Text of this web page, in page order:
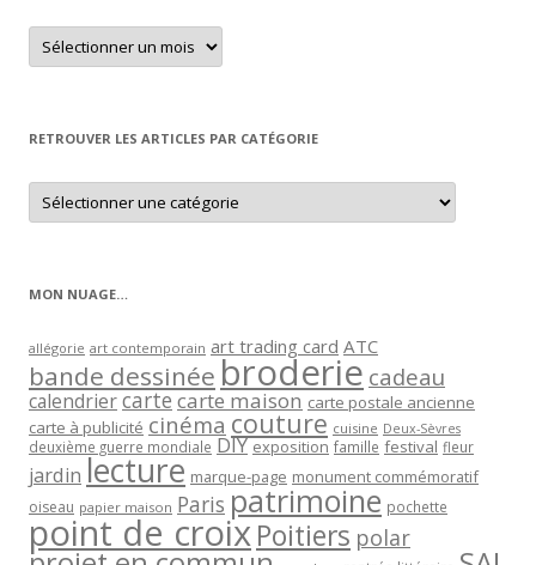
Retrouver
un
article
RETROUVER LES ARTICLES PAR CATÉGORIE
Retrouver
les
articles
MON NUAGE…
allégorie art contemporain art trading card ATC
bande dessinée broderie cadeau
calendriercartecarte maison carte postale ancienne
carte à publicité cinéma couture cuisine Deux-Sèvres
deuxième guerre mondiale DIY exposition famille festival fleur
jardin lecture marque-page monument commémoratif
oiseau papier maison Paris patrimoine pochette
point de croixPoitiers polar